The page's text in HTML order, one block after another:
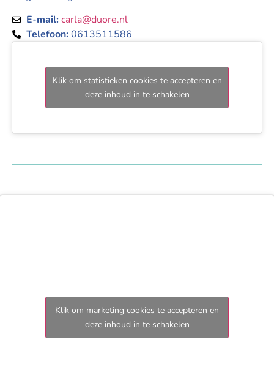
E-mail: carla@duore.nl
Telefoon:0613511586
Klik om statistieken cookies te accepteren en
deze inhoud in te schakelen
Klik om marketing cookies te accepteren en
deze inhoud in te schakelen